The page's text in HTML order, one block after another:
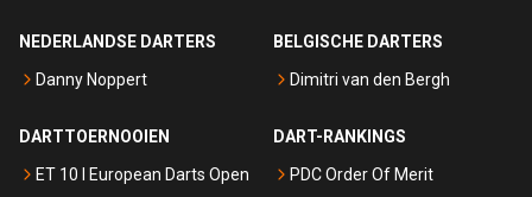
NEDERLANDSE DARTERS
Danny Noppert
BELGISCHE DARTERS
Dimitri van den Bergh
DARTTOERNOOIEN
ET 10 I European Darts Open
DART-RANKINGS
PDC Order Of Merit